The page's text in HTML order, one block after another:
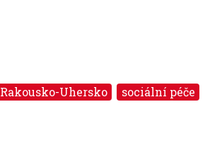
Rakousko-Uhersko sociální péče